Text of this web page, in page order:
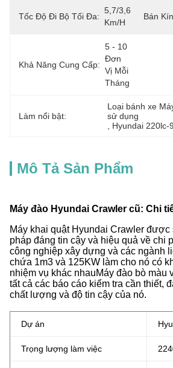
Tốc Độ Đi Bộ Tối Đa:
5,7/3,6
Km/h
Bán
Khả Năng Cung Cấp:
5 - 10
Đơn
Vị Mỗi
Tháng
Làm nổi bật:
Loại bánh xe
sử dụng
Hyundai 220lc-
Mô Tả Sản Phẩm
Máy đào Hyundai Crawler cũ: Chi
Máy khai quật Hyundai Crawler
pháp đáng tin cậy và hiệu quả về chi
công nghiệp xây dựng và các ngành
chứa 1m3 và 125KW làm cho nó có
nhiệm vụ khác nhauMáy đào bò màu
tất cả các báo cáo kiểm tra cần thiết,
chất lượng và độ tin cậy của nó.
Dự án
Trọng lượng làm việc